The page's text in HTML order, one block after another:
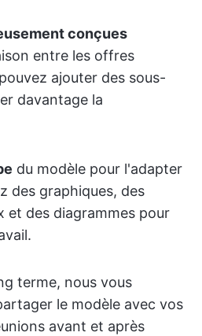
conçues
entre les offres
ajouter des sous-
davantage la
du modèle pour l'adapter
des graphiques, des
et des diagrammes pour
terme, nous vous
le modèle avec vos
avant et après